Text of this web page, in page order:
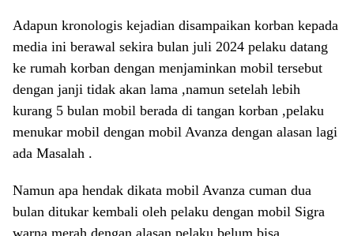
Adapun kronologis kejadian disampaikan korban kepada
media ini berawal sekira bulan juli 2024 pelaku datang
ke rumah korban dengan menjaminkan mobil tersebut
dengan janji tidak akan lama ,namun setelah lebih
kurang 5 bulan mobil berada di tangan korban ,pelaku
menukar mobil dengan mobil Avanza dengan alasan lagi
ada Masalah .
Namun apa hendak dikata mobil Avanza cuman dua
bulan ditukar kembali oleh pelaku dengan mobil Sigra
warna merah dengan alasan pelaku belum bisa